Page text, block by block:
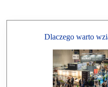
Dlaczego warto